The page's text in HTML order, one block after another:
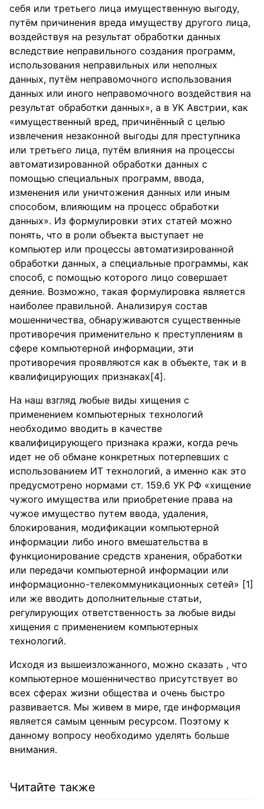
себя или третьего лица имущественную выгоду,
путём причинения вреда имуществу другого лица,
воздействуя на результат обработки данных
вследствие неправильного создания программ,
использования неправильных или неполных
данных, путём неправомочного использования
данных или иного неправомочного воздействия на
результат обработки данных», а в УК Австрии, как
«имущественный вред, причинённый с целью
извлечения незаконной выгоды для преступника
или третьего лица, путём влияния на процессы
автоматизированной обработки данных с
помощью специальных программ, ввода,
изменения или уничтожения данных или иным
способом, влияющим на процесс обработки
данных». Из формулировки этих статей можно
понять, что в роли объекта выступает не
компьютер или процессы автоматизированной
обработки данных, а специальные программы, как
способ, с помощью которого лицо совершает
деяние. Возможно, такая формулировка является
наиболее правильной. Анализируя состав
мошенничества, обнаруживаются существенные
противоречия применительно к преступлениям в
сфере компьютерной информации, эти
противоречия проявляются как в объекте, так и в
квалифицирующих признаках[4].
На наш взгляд любые виды хищения с
применением компьютерных технологий
необходимо вводить в качестве
квалифицирующего признака кражи, когда речь
идет не об обмане конкретных потерпевших с
использованием ИТ технологий, а именно как этo
предусмотрено нормами ст. 159.6 УК РФ «хищение
чужого имущества или приобретение права на
чужое имущество путем ввода, удаления,
блокирования, модификации компьютерной
информации либо иного вмешательства в
функционирование средств хранения, обработки
или передачи компьютерной информации или
информационно-телекоммуникационных сетей» [1]
или же вводить дополнительные статьи,
регулирующих ответственность за любые виды
хищения с применением компьютерных
технологий.
Исходя из вышеизложанного, можно сказать , что
компьютерное мошенничество присутствует во
всех сферах жизни общества и очень быстро
развивается. Мы живем в мире, где информация
является самым ценным ресурсом. Поэтому к
данному вопросу необходимо уделять больше
внимания.
Читайте также